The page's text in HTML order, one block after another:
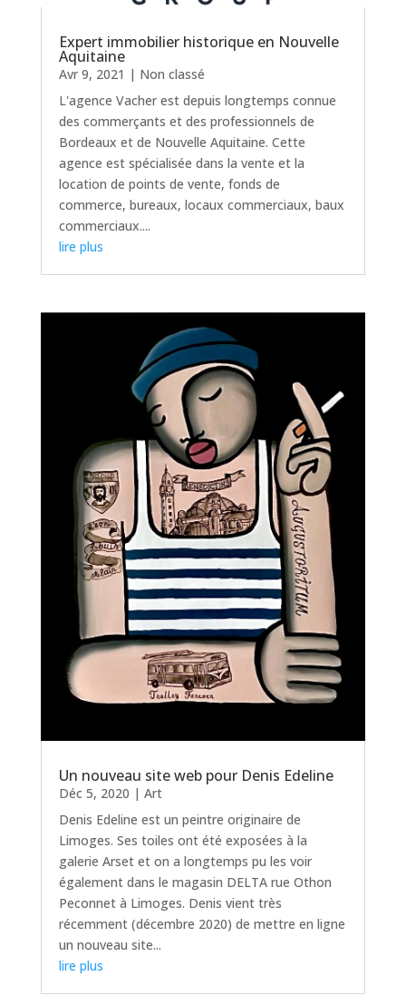
Expert immobilier historique en Nouvelle
Aquitaine
Avr 9, 2021 | Non classé
L'agence Vacher est depuis longtemps connue
des commerçants et des professionnels de
Bordeaux et de Nouvelle Aquitaine. Cette
agence est spécialisée dans la vente et la
location de points de vente, fonds de
commerce, bureaux, locaux commerciaux, baux
commerciaux....
lire plus
Un nouveau site web pour Denis Edeline
Déc 5, 2020 | Art
Denis Edeline est un peintre originaire de
Limoges. Ses toiles ont été exposées à la
galerie Arset et on a longtemps pu les voir
également dans le magasin DELTA rue Othon
Peconnet à Limoges. Denis vient très
récemment (décembre 2020) de mettre en ligne
un nouveau site...
lire plus